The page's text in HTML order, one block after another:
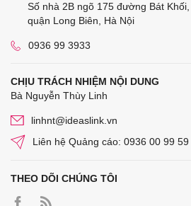
Số nhà 2B ngõ 175 đường Bát
quận Long Biên, Hà Nội
0936 99 3933
CHỊU TRÁCH NHIỆM NỘI DUNG
Bà Nguyễn Thùy Linh
linhnt@ideaslink.vn
Liên hệ Quảng cáo: 0936 00 99 59
THEO DÕI CHÚNG TÔI